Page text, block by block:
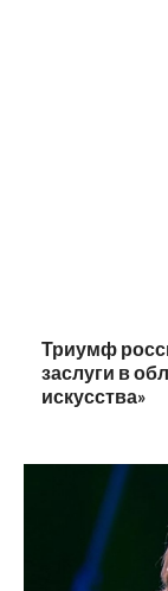
Триумф
заслуги в
искусства»